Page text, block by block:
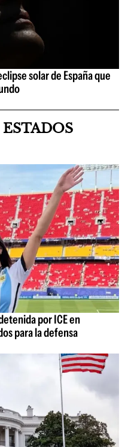
solar de España que
por ICE en
para la defensa